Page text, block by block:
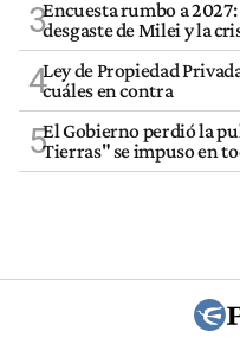
3Encuesta rumbo a
desgaste de Milei y la
4Ley de Propiedad
cuáles en contra
5El Gobierno perdió la
Tierras" se impuso en